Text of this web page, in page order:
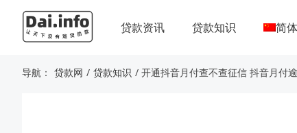
贷款资讯 贷款知识 简
导航： 贷款网 / 贷款知识 / 开通抖音月付查不查征信 抖音月付